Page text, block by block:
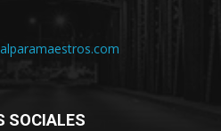
SOCIALES